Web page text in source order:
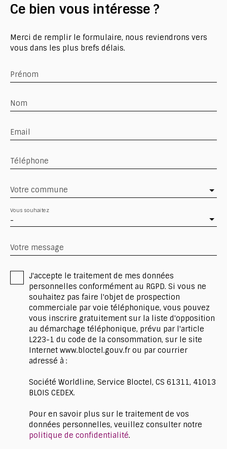
Ce bien vous intéresse ?
Merci de remplir le formulaire, nous reviendrons vers
vous dans les plus brefs délais.
Prénom
Nom
Email
Téléphone
Votre commune
-
Vous souhaitez
Votre message
J'accepte le traitement de mes données
personnelles conformément au RGPD. Si vous ne
souhaitez pas faire l'objet de prospection
commerciale par voie téléphonique, vous pouvez
vous inscrire gratuitement sur la liste d'opposition
au démarchage téléphonique, prévu par l'article
L223-1 du code de la consommation, sur le site
Internet www.bloctel.gouv.fr ou par courrier
adressé à :
Société Worldline, Service Bloctel, CS 61311, 41013
BLOIS CEDEX.
Pour en savoir plus sur le traitement de vos
données personnelles, veuillez consulter notre
politique de confidentialité.